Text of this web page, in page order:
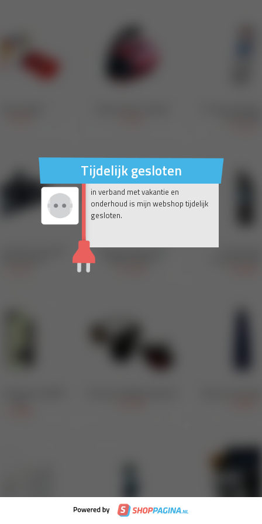
Tijdelijk gesloten
in verband met vakantie en
onderhoud is mijn webshop tijdelijk
gesloten.